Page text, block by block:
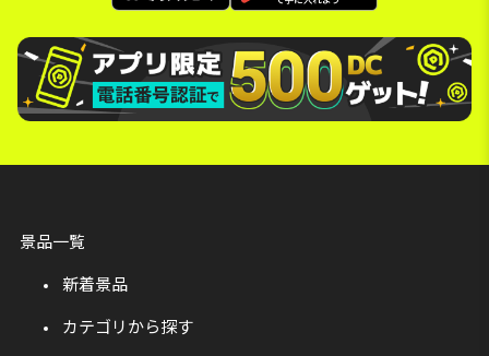
景品一覧
新着景品
カテゴリから探す